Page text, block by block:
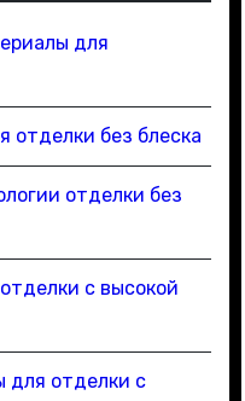
для
отделки без блеска
отделки без
с высокой
для отделки с